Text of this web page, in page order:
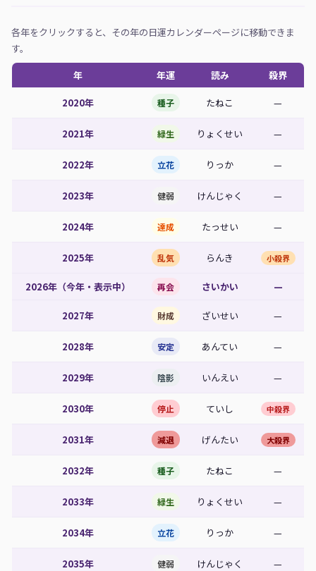
各年をクリックすると、その年の日運カレンダーページに移動できま
す。
年
年運 読み 殺界
2020年 種子 たねこ —
2021年 緑生 りょくせい —
2022年 立花 りっか —
2023年 健弱 けんじゃく —
2024年 達成 たっせい —
2025年 乱気 らんき 小殺界
2026年（今年・表示中） 再会 さいかい —
2027年 財成 ざいせい —
2028年 安定 あんてい —
2029年 陰影 いんえい —
2030年 停止 ていし 中殺界
2031年 減退 げんたい 大殺界
2032年 種子 たねこ —
2033年 緑生 りょくせい —
2034年 立花 りっか —
2035年 健弱 けんじゃく —